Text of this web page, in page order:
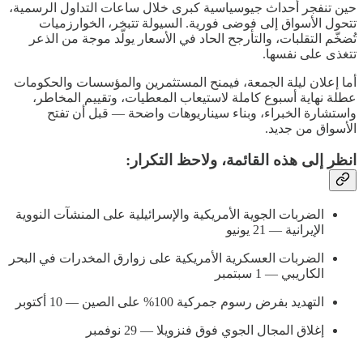
حين تنفجر أحداث جيوسياسية كبرى خلال ساعات التداول الرسمية،
تتحول الأسواق إلى فوضى فورية. السيولة تتبخر، الخوارزميات
تُضخّم التقلبات، والتأرجح الحاد في الأسعار يولّد موجة من الذعر
تتغذى على نفسها.
أما إعلان ليلة الجمعة، فيمنح المستثمرين والمؤسسات والحكومات
عطلة نهاية أسبوع كاملة لاستيعاب المعطيات، وتقييم المخاطر،
واستشارة الخبراء، وبناء سيناريوهات واضحة — قبل أن تفتح
الأسواق من جديد.
انظر إلى هذه القائمة، ولاحظ التكرار:
الضربات الجوية الأمريكية والإسرائيلية على المنشآت النووية
الإيرانية — 21 يونيو
الضربات العسكرية الأمريكية على زوارق المخدرات في البحر
الكاريبي — 1 سبتمبر
التهديد بفرض رسوم جمركية 100% على الصين — 10 أكتوبر
إغلاق المجال الجوي فوق فنزويلا — 29 نوفمبر